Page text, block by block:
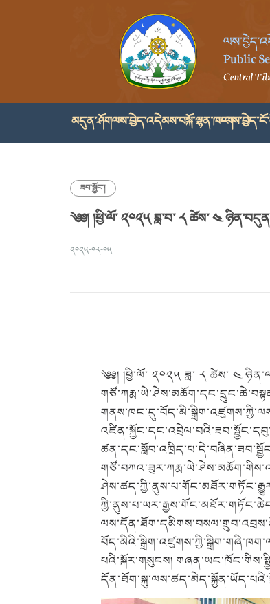
མདུན་ཤོགལས་བྱེད་འདེམས་བསྐོ་ལྷན་ཁང་།
ཟབ་སྦྱོང་།
༄༅། །ཕྱི་ལོ་ ༢༠༢༥ ཟླ་བ་ ༨ ཚེས་ ༤
༢༠༢༥-༠༨-༠༥
༄༅། །ཕྱི་ལོ་ ༢༠༢༥ ཟླ་ ༨ ཚེས་ ༤
པའི་སྐོར་གསུངས།